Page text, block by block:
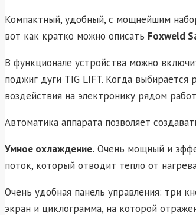
Компактный, удобный, с мощнейшим
вот как кратко можно описать Foxweld
В функционале устройства можно
поджиг дуги TIG LIFT. Когда
воздействия на электронику рядом
Автоматика аппарата позволяет
Умное охлаждение. Очень мощный и
поток, который отводит тепло от
Очень удобная панель управления: три
экран и циклограмма, на которой